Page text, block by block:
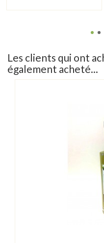
Les clients qui ont
également acheté...